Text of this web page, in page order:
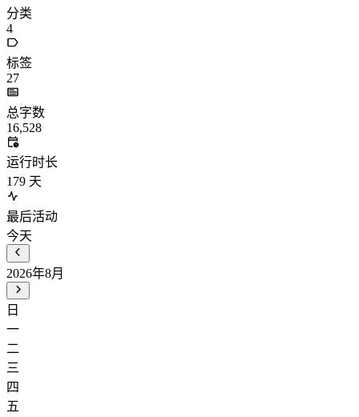
分类
4
标签
27
总字数
16,528
运行时长
179 天
最后活动
今天
2026年8月
日
一
二
三
四
五